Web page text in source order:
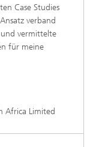
Case Studies
verband
und vermittelte
für meine
Africa Limited